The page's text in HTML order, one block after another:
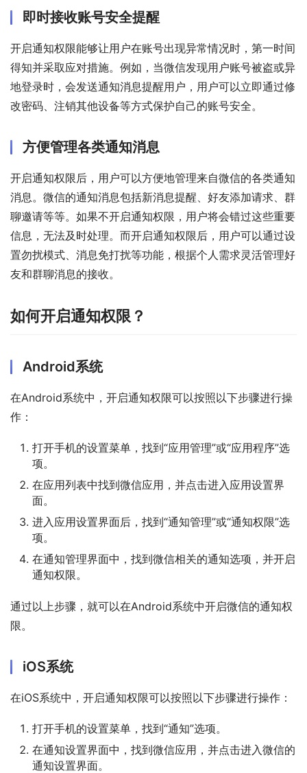
即时接收账号安全提醒
开启通知权限能够让用户在账号出现异常情况时，第一时间
得知并采取应对措施。例如，当微信发现用户账号被盗或异
地登录时，会发送通知消息提醒用户，用户可以立即通过修
改密码、注销其他设备等方式保护自己的账号安全。
方便管理各类通知消息
开启通知权限后，用户可以方便地管理来自微信的各类通知
消息。微信的通知消息包括新消息提醒、好友添加请求、群
聊邀请等等。如果不开启通知权限，用户将会错过这些重要
信息，无法及时处理。而开启通知权限后，用户可以通过设
置勿扰模式、消息免打扰等功能，根据个人需求灵活管理好
友和群聊消息的接收。
如何开启通知权限？
Android系统
在Android系统中，开启通知权限可以按照以下步骤进行操
作：
打开手机的设置菜单，找到“应用管理”或“应用程序”选
项。
在应用列表中找到微信应用，并点击进入应用设置界
面。
进入应用设置界面后，找到“通知管理”或“通知权限”选
项。
在通知管理界面中，找到微信相关的通知选项，并开启
通知权限。
通过以上步骤，就可以在Android系统中开启微信的通知权
限。
iOS系统
在iOS系统中，开启通知权限可以按照以下步骤进行操作：
打开手机的设置菜单，找到“通知”选项。
在通知设置界面中，找到微信应用，并点击进入微信的
通知设置界面。